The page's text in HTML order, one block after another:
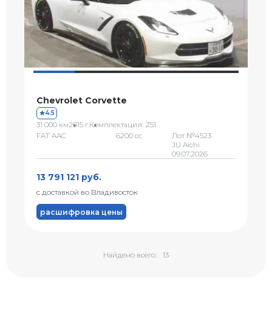
Chevrolet Corvette
4.5
31 000 км2015 г.Комплектация: Z51
FAT AAC
6200 сс
Лот №4523
JU Aichi
09.07.2026
13 791 121 руб.
с доставкой во Владивосток
расшифровка цены
Найдено всего: 13